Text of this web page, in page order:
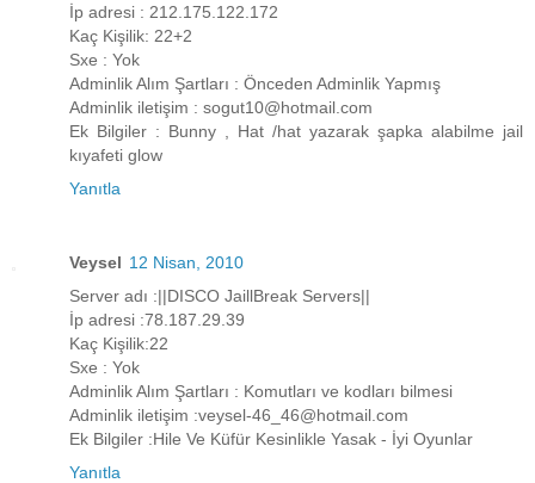
İp adresi : 212.175.122.172
Kaç Kişilik: 22+2
Sxe : Yok
Adminlik Alım Şartları : Önceden Adminlik Yapmış
Adminlik iletişim : sogut10@hotmail.com
Ek Bilgiler : Bunny , Hat /hat yazarak şapka alabilme jail
kıyafeti glow
Yanıtla
Veysel 12 Nisan, 2010
Server adı :||DISCO JaillBreak Servers||
İp adresi :78.187.29.39
Kaç Kişilik:22
Sxe : Yok
Adminlik Alım Şartları : Komutları ve kodları bilmesi
Adminlik iletişim :veysel-46_46@hotmail.com
Ek Bilgiler :Hile Ve Küfür Kesinlikle Yasak - İyi Oyunlar
Yanıtla